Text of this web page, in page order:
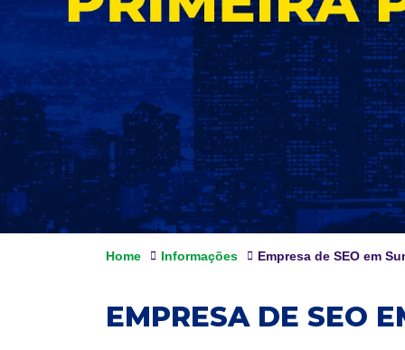
Home Informações Empresa de SEO em
EMPRESA DE SEO